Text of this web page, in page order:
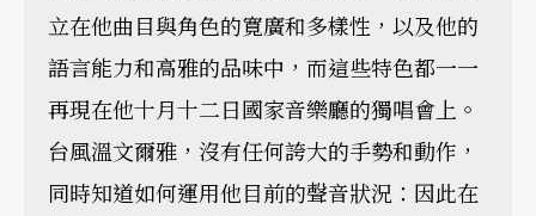
立在他曲目與角色的寛廣和多樣性，以及他的
語言能力和高雅的品味中，而這些特色都一一
再現在他十月十二日國家音樂廳的獨唱會上。
台風溫文爾雅，沒有任何誇大的手勢和動作，
同時知道如何運用他目前的聲音狀況：因此在